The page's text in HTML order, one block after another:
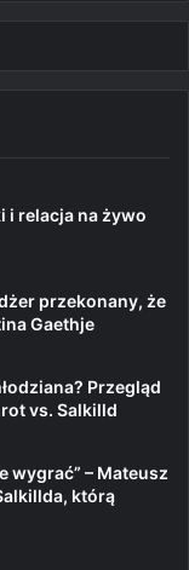
i relacja na żywo
przekonany, że
Gaethje
Przegląd
vs. Salkilld
wygrać” – Mateusz
którą